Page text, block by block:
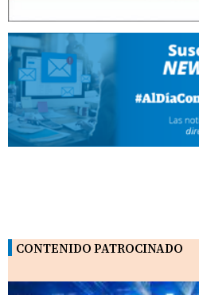
CONTENIDO PATROCINADO